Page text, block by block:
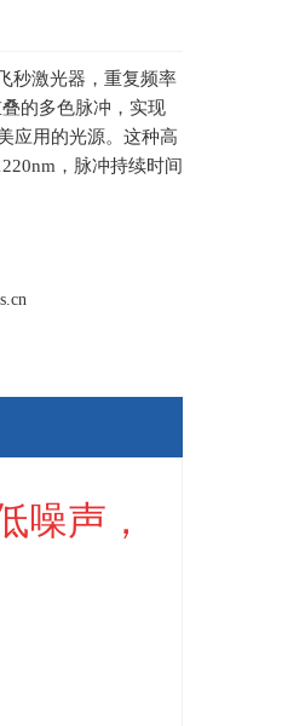
秒激光器，重复频率
的多色脉冲，实现
应用的光源。这种高
，脉冲持续时间
噪声，